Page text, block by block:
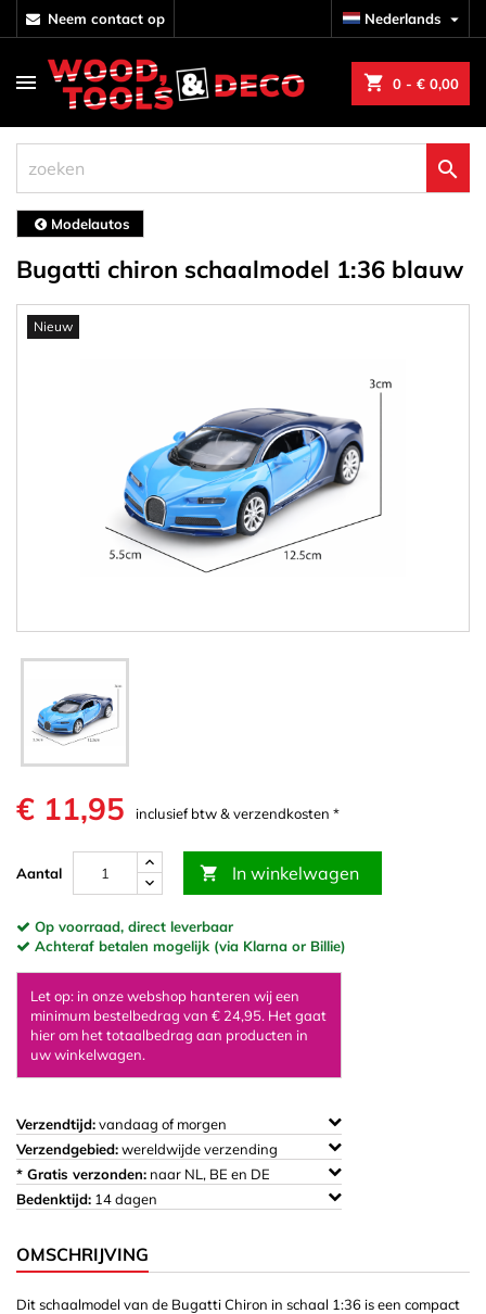
neem contact op Nederlands 
shopping_cart 0 - € 0,00

Modelautos
Bugatti chiron schaalmodel 1:36 blauw
Nieuw
€ 11,95 inclusief btw & verzendkosten *
Aantal  In winkelwagen
Op voorraad, direct leverbaar
Achteraf betalen mogelijk (via Klarna or Billie)
Let op: in onze webshop hanteren wij een
minimum bestelbedrag van € 24,95. Het gaat
hier om het totaalbedrag aan producten in
uw winkelwagen.
Verzendtijd:vandaag of morgen
Verzendgebied:wereldwijde verzending
* Gratis verzonden: naar NL, BE en DE
Bedenktijd: 14 dagen
OMSCHRIJVING
Dit schaalmodel van de Bugatti Chiron in schaal 1:36 is een compact